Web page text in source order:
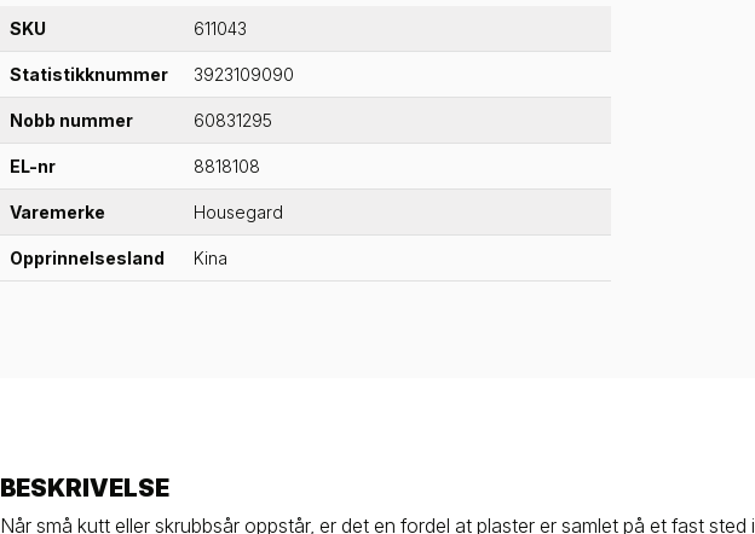
SKU 611043
Statistikknummer 3923109090
Nobb nummer 60831295
EL-nr 8818108
Varemerke Housegard
Opprinnelsesland Kina
BESKRIVELSE
Når små kutt eller skrubbsår oppstår, er det en fordel at plaster er samlet på et fast sted i